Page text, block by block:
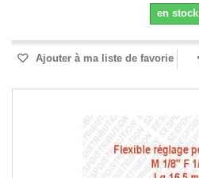
en stock
Ajouter à ma liste de favorie